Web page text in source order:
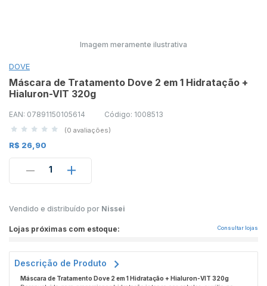
Imagem meramente ilustrativa
DOVE
Máscara de Tratamento Dove 2 em 1 Hidratação +
Hialuron-VIT 320g
EAN: 07891150105614 Código: 1008513
(0 avaliações)
R$ 26,90
1
Vendido e distribuído por Nissei
Lojas próximas com estoque: Consultar lojas
Descrição de Produto
Máscara de Tratamento Dove 2 em 1 Hidratação + Hialuron-VIT 320g